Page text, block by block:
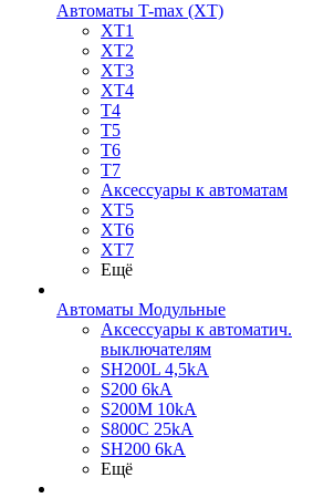
Автоматы T-max (XT)
XT1
XT2
XT3
XT4
T4
T5
T6
T7
Аксессуары к автоматам
XT5
XT6
XT7
Ещё
Автоматы Модульные
Аксессуары к автоматич.
выключателям
SH200L 4,5kA
S200 6kA
S200M 10kA
S800C 25kA
SH200 6kA
Ещё